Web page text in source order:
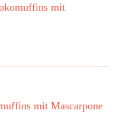
mit
mit Mascarpone